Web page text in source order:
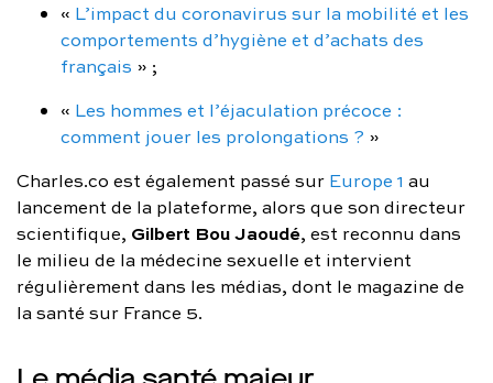
« L’impact du coronavirus sur la mobilité et les
comportements d’hygiène et d’achats des
français » ;
« Les hommes et l’éjaculation précoce :
comment jouer les prolongations ? »
Charles.co est également passé sur Europe 1 au
lancement de la plateforme, alors que son directeur
scientifique, Gilbert Bou Jaoudé, est reconnu dans
le milieu de la médecine sexuelle et intervient
régulièrement dans les médias, dont le magazine de
la santé sur France 5.